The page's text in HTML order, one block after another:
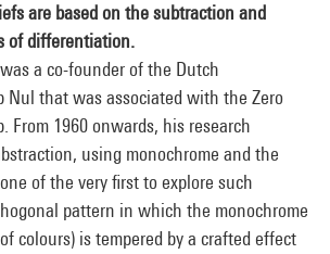
are based on the subtraction and
of differentiation.
a co-founder of the Dutch
Nul that was associated with the Zero
From 1960 onwards, his research
using monochrome and the
of the very first to explore such
pattern in which the monochrome
colours) is tempered by a crafted effect